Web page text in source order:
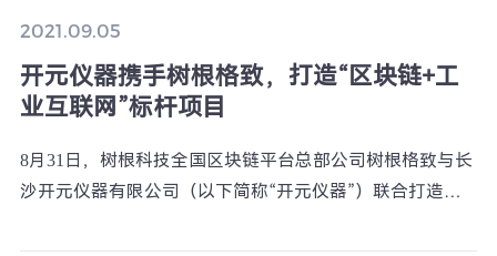
2021.09.05
开元仪器携手树根格致，打造“区块链+工
业互联网”标杆项目
8月31日，树根科技全国区块链平台总部公司树根格致与长
沙开元仪器有限公司（以下简称“开元仪器”）联合打造的